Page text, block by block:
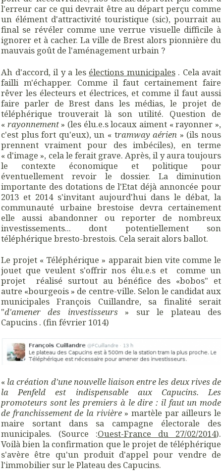
l'erreur car ce qui devrait être au départ perçu comme
un élément d'attractivité touristique (sic), pourrait au
final se révéler comme une verrue visuelle difficile à
ignorer et à cacher. La ville de Brest alors pionnière du
mauvais goût de l'aménagement urbain ?
Ah d'accord, il y a les élections municipales. Cela avait
failli m'échapper. Comme il faut certainement faire
rêver les électeurs et électrices, et comme il faut aussi
faire parler de Brest dans les médias, le projet de
téléphérique trouverait là son utilité. Question de
« rayonnement» (les élu.e.s locaux aiment « rayonner »,
c'est plus fort qu'eux), un « tramway aérien » (ils nous
prennent vraiment pour des imbéciles), en terme
« d'image », cela le ferait grave. Après, il y aura toujours
le contexte économique et politique pour
éventuellement revoir le dossier. La diminution
importante des dotations de l'Etat déjà annoncée pour
2013 et 2014 s'invitant aujourd'hui dans le débat, la
communauté urbaine brestoise devra certainement
elle aussi abandonner ou reporter de nombreux
investissements... dont potentiellement son
téléphérique bresto-brestois. Cela serait alors ballot.
Le projet « Téléphérique » apparait bien vite comme le
jouet que veulent s'offrir nos élu.e.s et comme un
projet réalisé surtout au bénéfice des «bobos" et
autre «bourgeois » de centre-ville. Selon le candidat aux
municipales François Cuillandre, sa finalité serait
"d'amener des investisseurs» sur le plateau des
Capucins . (fin février 1014)
« la création d'une nouvelle liaison entre les deux rives de
la Penfeld est indispensable aux Capucins. Les
promoteurs sont les premiers à le dire : il faut un mode
de franchissement de la rivière» martèle par ailleurs le
maire sortant dans sa campagne électorale des
municipales. (Source :Ouest-France du 27/02/2014).
Voilà bien la confirmation que le projet de téléphérique
s'avère être qu'un produit d'appel pour vendre de
l'immobilier sur le Plateau des Capucins.